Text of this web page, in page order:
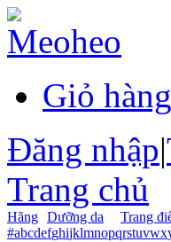
Giỏ
Đăng nhập|
Trang chủ
Hãng Dưỡng da Trang
#abcdefghijklmnopqrstuvwx